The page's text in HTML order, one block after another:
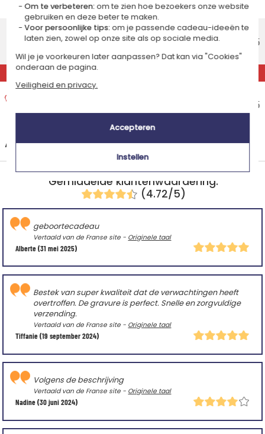
Gemiddelde klantenwaardering:
(4.72/5)
Alberte(31 mei 2025)
geboortecadeau
Vertaald van de Franse site - Originele taal
Tiffanie(19 september 2024)
Bestek van super kwaliteit dat de verwachtingen heeft
overtroffen. De gravure is perfect. Snelle en zorgvuldige
verzending.
Vertaald van de Franse site - Originele taal
Nadine(30 juni 2024)
Volgens de beschrijving
Vertaald van de Franse site - Originele taal
Maandag 17 augustus 2026
Standaard thuisbezorging
Geschatte afleverdatum
Woensdag 12 augustus 2026
€ 8,95
Express thuisbezorging
Dinsdag 11 augustus 2026
€ 15,95
Andere landen +
Om te verbeteren:om te zien hoe bezoekers onze website
gebruiken en deze beter te maken.
Voor persoonlijke tips:om je passende cadeau-ideeën te
laten zien, zowel op onze site als op sociale media.
Wil je je voorkeuren later aanpassen? Dat kan via "Cookies"
onderaan de pagina.
Veiligheid en privacy.
Accepteren
Instellen